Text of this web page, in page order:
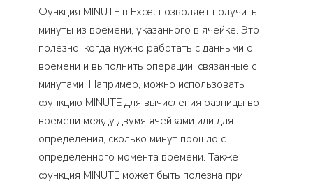
Функция MINUTE в Excel позволяет получить
минуты из времени, указанного в ячейке. Это
полезно, когда нужно работать с данными о
времени и выполнить операции, связанные с
минутами. Например, можно использовать
функцию MINUTE для вычисления разницы во
времени между двумя ячейками или для
определения, сколько минут прошло с
определенного момента времени. Также
функция MINUTE может быть полезна при